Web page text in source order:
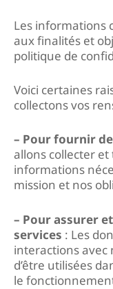
Les informations
aux finalités et
politique de
Voici certaines
collectons vos
– Pour fournir
allons collecter
informations
mission et nos
– Pour assurer
services : Les
interactions avec
d’être utilisées
le